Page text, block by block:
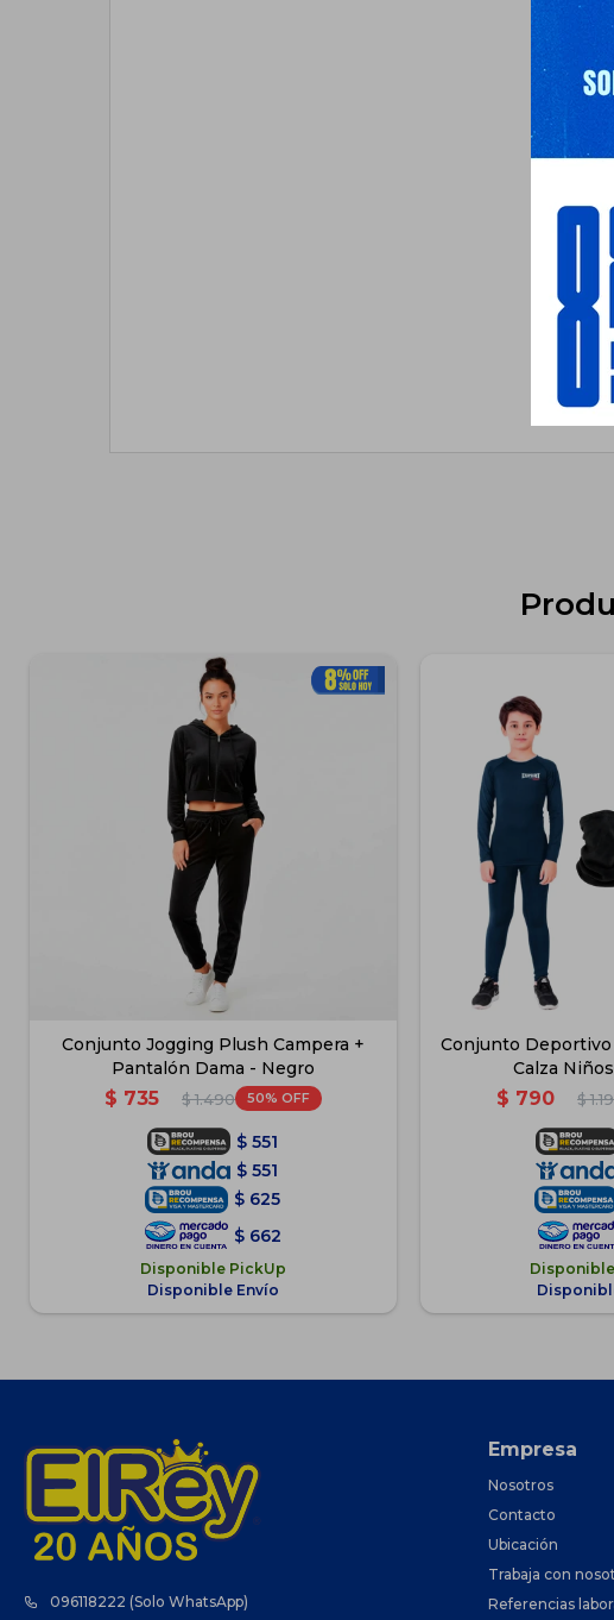
Conjunto Jogging Plush Campera +
Pantalón Dama - Negro
$ 735 $ 1.490 50
$ 551
$ 551
$ 625
$ 662
Disponible PickUp
Disponible Envío
Conjunto
Calza
$ 790 $
096118222 (Solo WhatsApp)
Empresa
Nosotros
Contacto
Ubicación
Trabaja con
Referencias